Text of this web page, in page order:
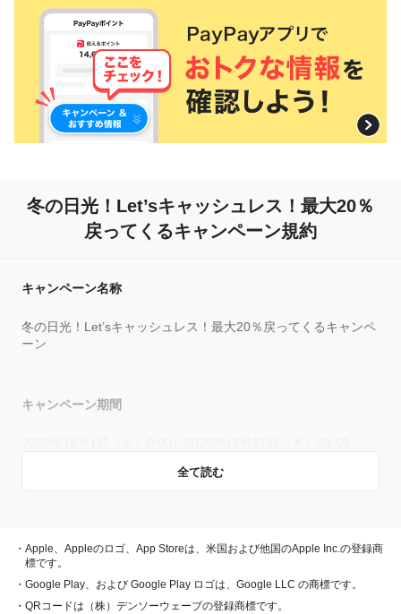
冬の日光！Let’sキャッシュレス！ 最大20％
戻ってくるキャンペーン規約
全て読む
キャンペーン名称
冬の日光！Let’sキャッシュレス！最大20％戻ってくるキャンペ
ーン
キャンペーン期間
キャンペーン期間中、対象店舗で、PayPay残高、ヤフーカー
ド、PayPayあと払い（一括のみ）でお支払いをしていただい
た方に対し、下表のとおり後日PayPayボーナスを付与しま
す。
・Apple、Appleのロゴ、App Storeは、米国および他国のApple Inc.の登録商
標です。
・Google Play、および Google Play ロゴは、Google LLC の商標です。
・QRコードは（株）デンソーウェーブの登録商標です。